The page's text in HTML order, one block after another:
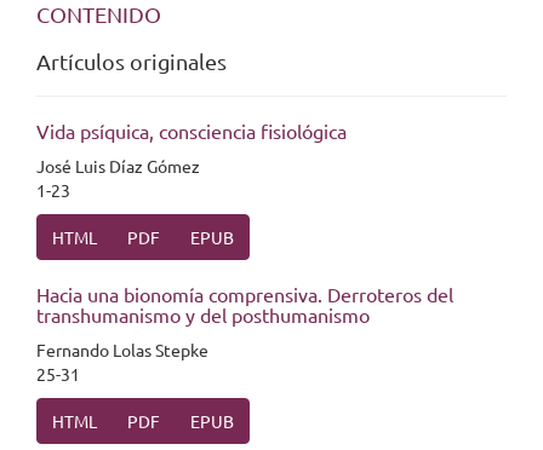
CONTENIDO
Artículos originales
Vida psíquica, consciencia fisiológica
José Luis Díaz Gómez
1-23
HTML PDF EPUB
Hacia una bionomía comprensiva. Derroteros del
transhumanismo y del posthumanismo
Fernando Lolas Stepke
25-31
HTML PDF EPUB